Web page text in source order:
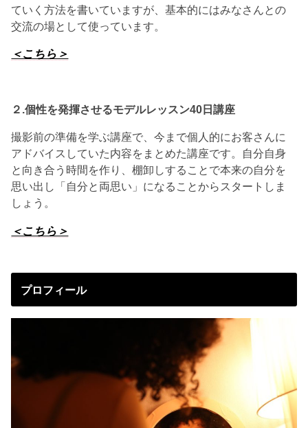
ていく方法を書いていますが、基本的にはみなさんとの
交流の場として使っています。
＜こちら＞
２.個性を発揮させるモデルレッスン40日講座
撮影前の準備を学ぶ講座で、今まで個人的にお客さんに
アドバイスしていた内容をまとめた講座です。自分自身
と向き合う時間を作り、棚卸しすることで本来の自分を
思い出し「自分と両思い」になることからスタートしま
しょう。
＜こちら＞
プロフィール